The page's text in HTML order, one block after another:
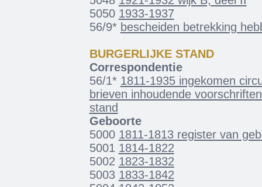
5050 1933-1937
56/9* bescheiden betrekking
BURGERLIJKE STAND
Correspondentie
56/1* 1811-1935 ingekomen
brieven inhoudende
stand
Geboorte
5000 1811-1813 register van
5001 1814-1822
5002 1823-1832
5003 1833-1842